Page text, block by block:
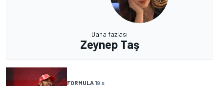
Daha fazlası
Zeynep Taş
FORMULA 19 s